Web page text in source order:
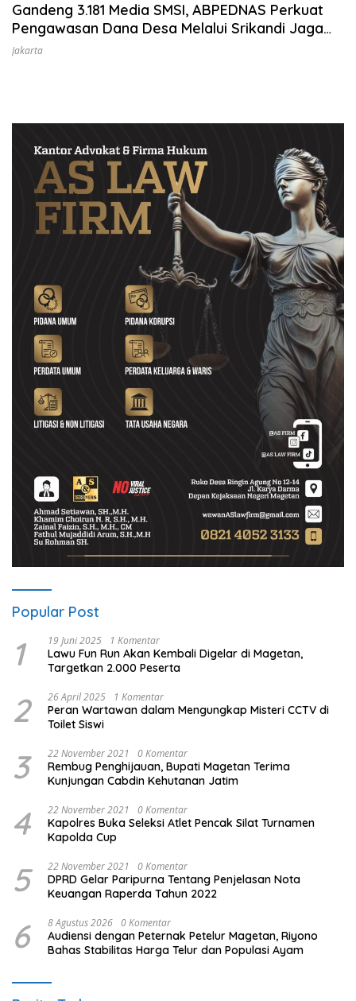
Gandeng 3.181 Media SMSI, ABPEDNAS Perkuat
Pengawasan Dana Desa Melalui Srikandi Jaga
Desa
Jakarta
Popular Post
1 19 Juni 2025 1 Komentar
Lawu Fun Run Akan Kembali Digelar di Magetan,
Targetkan 2.000 Peserta
2 26 April 2025 1 Komentar
Peran Wartawan dalam Mengungkap Misteri CCTV di
Toilet Siswi
3 22 November 2021 0 Komentar
Rembug Penghijauan, Bupati Magetan Terima
Kunjungan Cabdin Kehutanan Jatim
4 22 November 2021 0 Komentar
Kapolres Buka Seleksi Atlet Pencak Silat Turnamen
Kapolda Cup
5 22 November 2021 0 Komentar
DPRD Gelar Paripurna Tentang Penjelasan Nota
Keuangan Raperda Tahun 2022
6 8 Agustus 2026 0 Komentar
Audiensi dengan Peternak Petelur Magetan, Riyono
Bahas Stabilitas Harga Telur dan Populasi Ayam